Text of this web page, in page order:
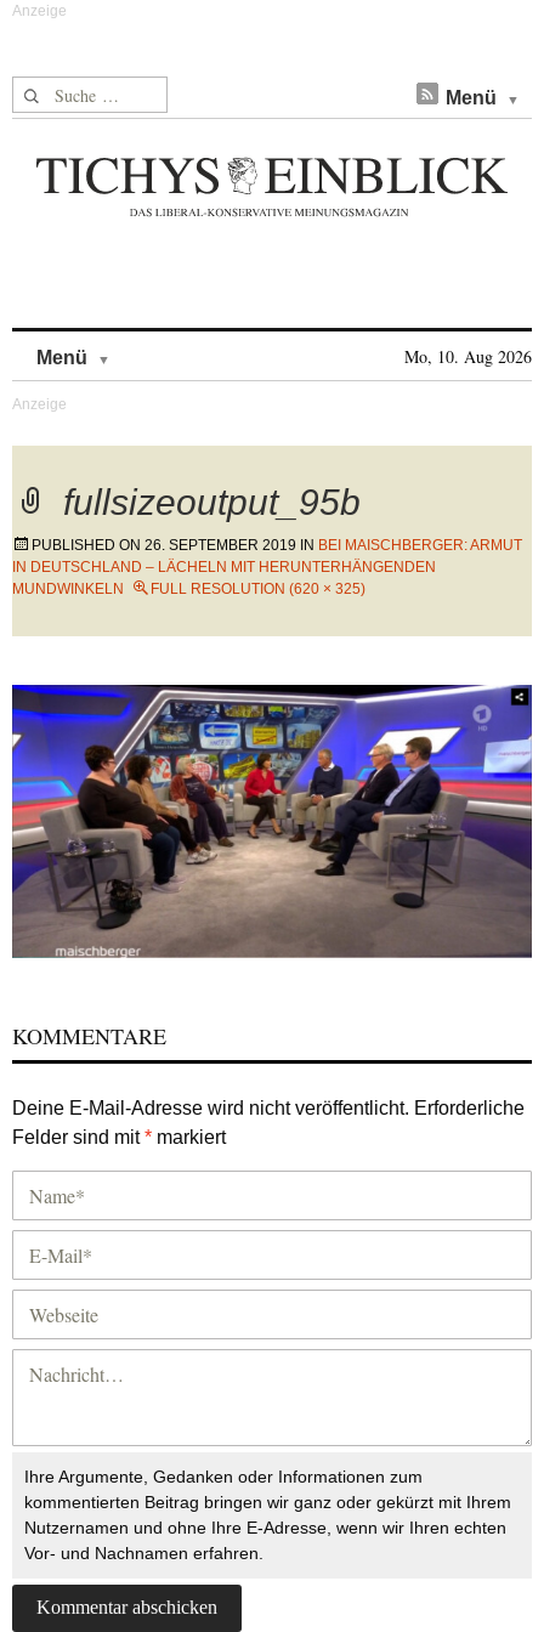
Suche nach: Menü
Menü Mo, 10. Aug 2026
fullsizeoutput_95b
PUBLISHED ON 26. SEPTEMBER 2019 IN BEI MAISCHBERGER: ARMUT
IN DEUTSCHLAND – LÄCHELN MIT HERUNTERHÄNGENDEN
MUNDWINKELN
FULL RESOLUTION (620 × 325)
KOMMENTARE
Deine E-Mail-Adresse wird nicht veröffentlicht. Erforderliche
Felder sind mit* markiert
Ihre Argumente, Gedanken oder Informationen zum
kommentierten Beitrag bringen wir ganz oder gekürzt mit Ihrem
Nutzernamen und ohne Ihre E-Adresse, wenn wir Ihren echten
Vor- und Nachnamen erfahren.